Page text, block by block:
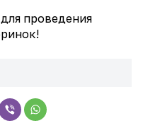
проведения